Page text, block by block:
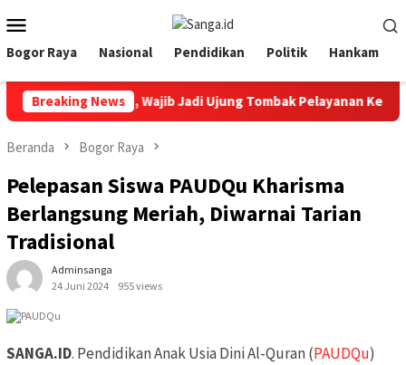
ke
kontenMobile
Bogor Raya Nasional Pendidikan Politik Hankam
Breaking News
Ke 12 RSUD, Wajib Jadi Ujung Tombak Pelayanan
Beranda Bogor Raya
Pelepasan Siswa PAUDQu Kharisma
Berlangsung Meriah, Diwarnai Tarian
Tradisional
Adminsanga
24 Juni 2024
955 views
SANGA.ID. Pendidikan Anak Usia Dini Al-Quran (PAUDQu)